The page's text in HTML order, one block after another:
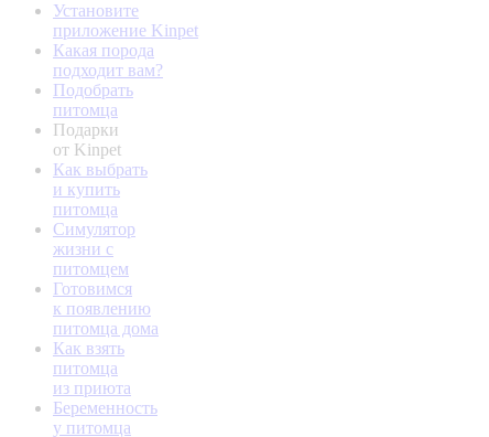
Установите
приложение Kinpet
Какая порода
подходит вам?
Подобрать
питомца
Подарки
от Kinpet
Как выбрать
и купить
питомца
Симулятор
жизни с
питомцем
Готовимся
к появлению
питомца дома
Как взять
питомца
из приюта
Беременность
у питомца